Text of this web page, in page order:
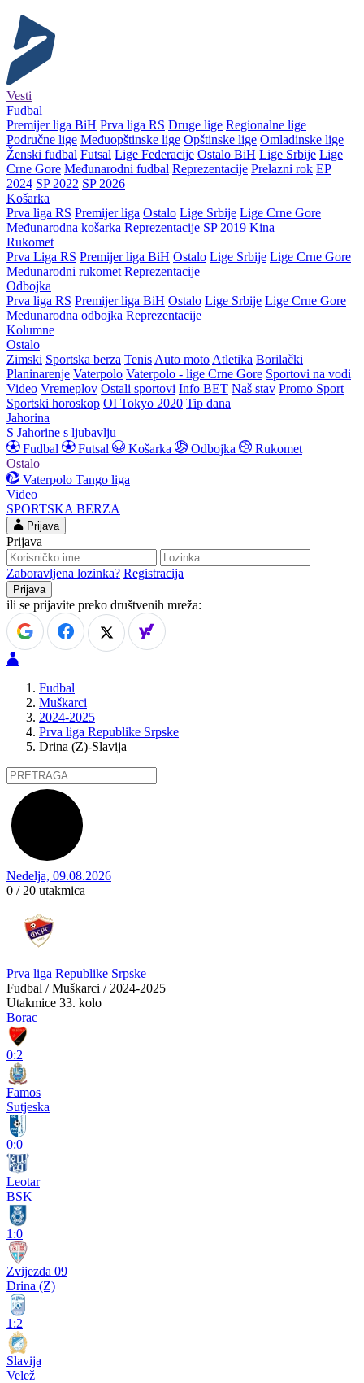
Vesti
Fudbal
Premijer liga BiH Prva liga RS Druge lige Regionalne lige
Područne lige Međuopštinske lige Opštinske lige Omladinske lige
Ženski fudbal Futsal Lige Federacije Ostalo BiH Lige Srbije Lige
Crne Gore Međunarodni fudbal Reprezentacije Prelazni rok EP
2024 SP 2022 SP 2026
Košarka
Prva liga RS Premijer liga Ostalo Lige Srbije Lige Crne Gore
Međunarodna košarka Reprezentacije SP 2019 Kina
Rukomet
Prva Liga RS Premijer liga BiH Ostalo Lige Srbije Lige Crne Gore
Međunarodni rukomet Reprezentacije
Odbojka
Prva liga RS Premijer liga BiH Ostalo Lige Srbije Lige Crne Gore
Međunarodna odbojka Reprezentacije
Kolumne
Ostalo
Zimski Sportska berza Tenis Auto moto Atletika Borilački
Planinarenje Vaterpolo Vaterpolo - lige Crne Gore Sportovi na vodi
Video Vremeplov Ostali sportovi Info BET Naš stav Promo Sport
Sportski horoskop OI Tokyo 2020 Tip dana
Jahorina
S Jahorine s ljubavlju
Fudbal
Futsal Košarka Odbojka
Rukomet
Ostalo
Vaterpolo Tango liga
Video
SPORTSKA BERZA
Prijava
Prijava
Zaboravljena lozinka? Registracija
ili se prijavite preko društvenih mreža:
Fudbal
Muškarci
2024-2025
Prva liga Republike Srpske
Drina (Z)-Slavija
Nedelja, 09.08.2026
0 / 20 utakmica
Prva liga Republike Srpske
Fudbal / Muškarci / 2024-2025
Utakmice 33. kolo
Borac
0:2
Famos
Sutjeska
0:0
Leotar
BSK
1:0
Zvijezda 09
Drina (Z)
1:2
Slavija
Velež